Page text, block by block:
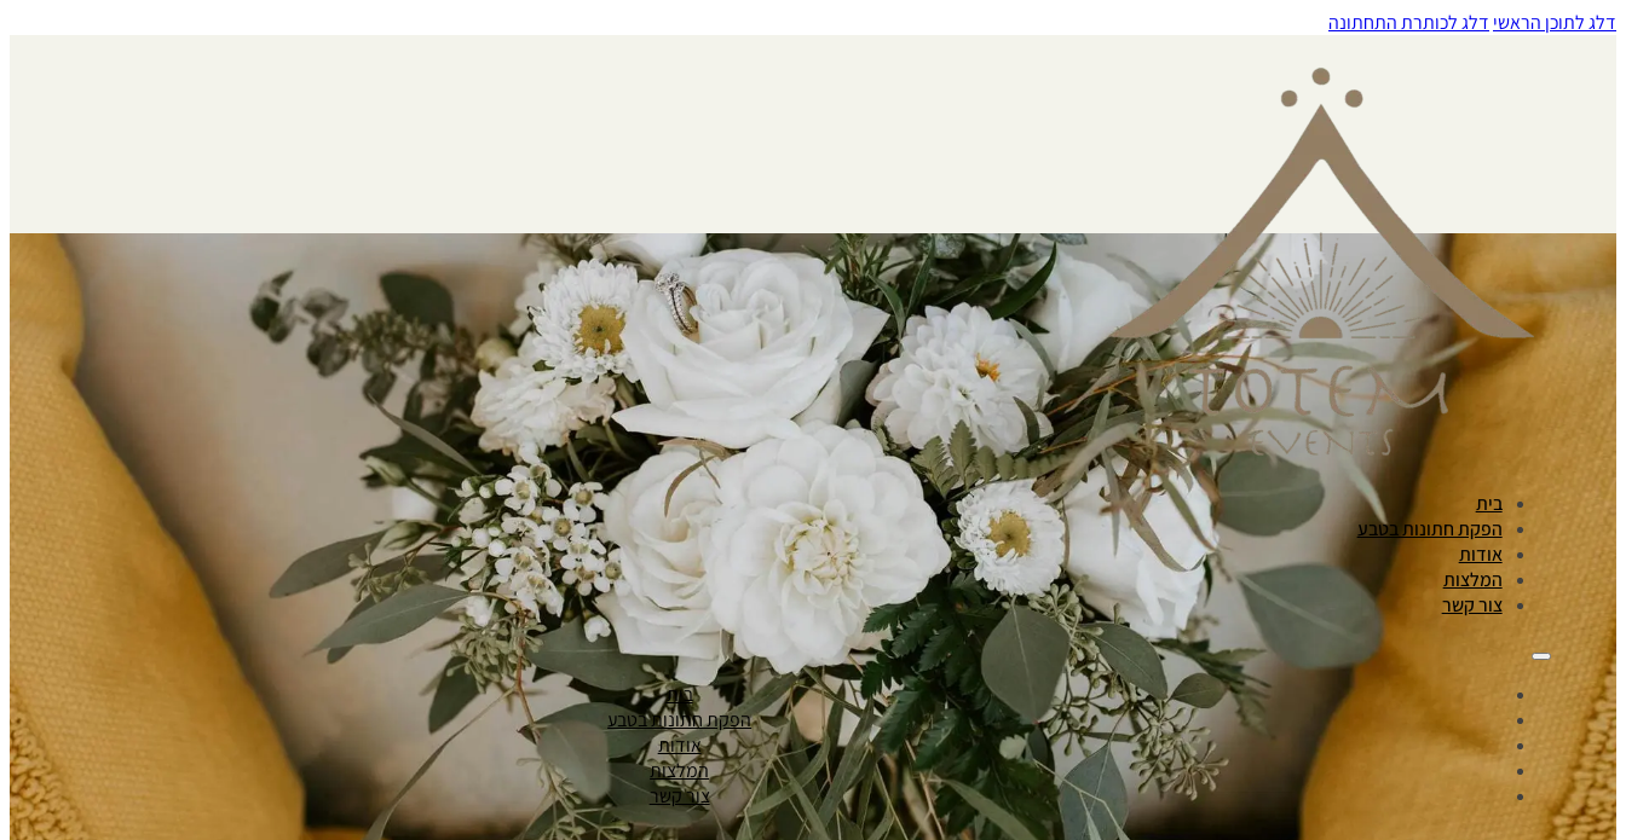
דלג לתוכן הראשי דלג לכותרת התחתונה
בית
הפקת חתונות בטבע
אודות
המלצות
צור קשר
בית
הפקת חתונות בטבע
אודות
המלצות
צור קשר